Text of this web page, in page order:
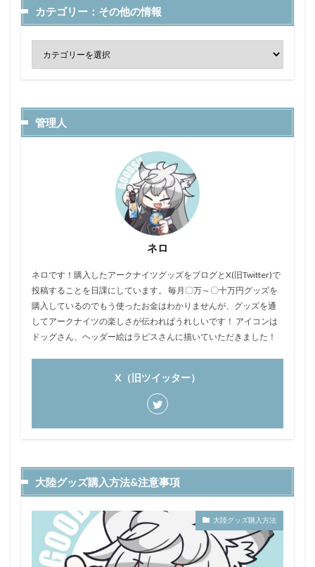
カテゴリー：その他の情報
管理人
ネロ
ネロです！購入したアークナイツグッズをブログとX(旧Twitter)で
投稿することを日課にしています。 毎月〇万～〇十万円グッズを
購入しているのでもう使ったお金はわかりませんが、グッズを通
してアークナイツの楽しさが伝わればうれしいです！ アイコンは
ドッグさん、ヘッダー絵はラピスさんに描いていただきました！
X（旧ツイッター）
大陸グッズ購入方法&注意事項
大陸グッズ購入方法